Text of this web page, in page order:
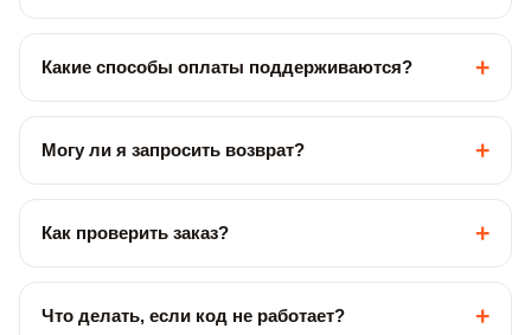
Какие способы оплаты поддерживаются? +
Могу ли я запросить возврат? +
Как проверить заказ? +
Что делать, если код не работает? +